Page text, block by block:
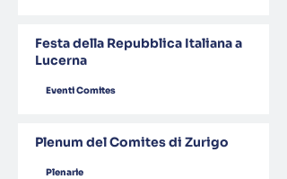
Festa della Repubblica Italiana a
Lucerna
Eventi Comites
Plenum del Comites di Zurigo
Plenarie